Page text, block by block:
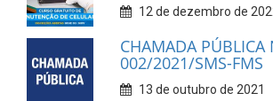
12 de dezembro de
CHAMADA PÚBLICA
002/2021/SMS-FMS
13 de outubro de 2021